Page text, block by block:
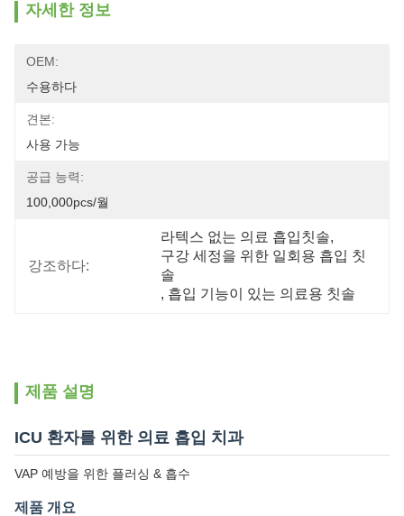
자세한 정보
OEM:
수용하다
견본:
사용 가능
공급 능력:
100,000pcs/월
강조하다:
라텍스 없는 의료 흡입칫솔,
구강 세정을 위한 일회용 흡입 칫
솔
, 흡입 기능이 있는 의료용 칫솔
제품 설명
ICU 환자를 위한 의료 흡입 치과
VAP 예방을 위한 플러싱 & 흡수
제품 개요